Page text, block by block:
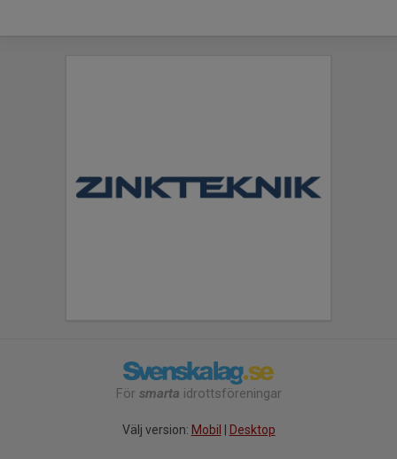
För smarta idrottsföreningar
Välj version: Mobil | Desktop